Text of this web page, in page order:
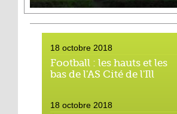
18 octobre 2018
Football : les hauts et les
bas de l'AS Cité de l'Ill
18 octobre 2018